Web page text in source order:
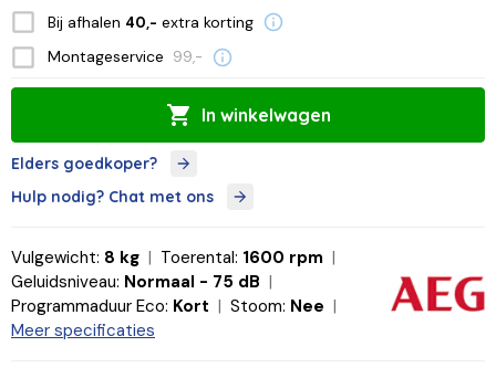
Bij afhalen 40,- extra korting
Montageservice 99,-
In winkelwagen
Elders goedkoper?
Hulp nodig? Chat met ons
Vulgewicht: 8 kg Toerental: 1600 rpm
Geluidsniveau: Normaal - 75 dB
Programmaduur Eco: Kort Stoom: Nee
Meer specificaties